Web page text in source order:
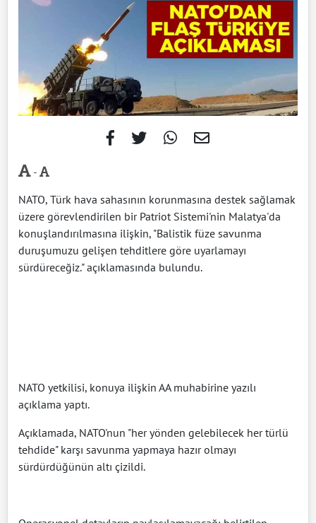
-
NATO, Türk hava sahasının korunmasına destek sağlamak
üzere görevlendirilen bir Patriot Sistemi'nin Malatya'da
konuşlandırılmasına ilişkin, "Balistik füze savunma
duruşumuzu gelişen tehditlere göre uyarlamayı
sürdüreceğiz." açıklamasında bulundu.
NATO yetkilisi, konuya ilişkin AA muhabirine yazılı
açıklama yaptı.
Açıklamada, NATO'nun "her yönden gelebilecek her türlü
tehdide" karşı savunma yapmaya hazır olmayı
sürdürdüğünün altı çizildi.